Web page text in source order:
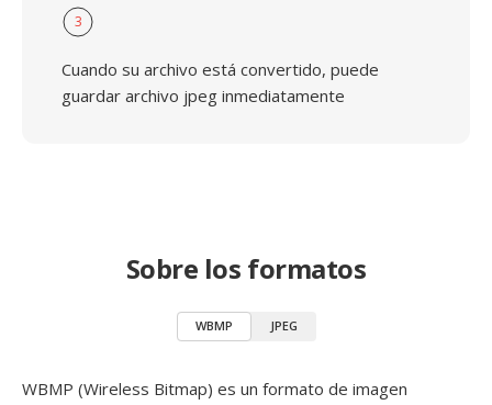
3
Cuando su archivo está convertido, puede
guardar archivo jpeg inmediatamente
Sobre los formatos
WBMP JPEG
WBMP (Wireless Bitmap) es un formato de imagen